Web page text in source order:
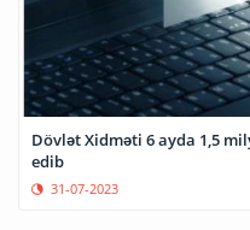
Dövlət Xidməti 6 ayda 1,5
edib
31-07-2023